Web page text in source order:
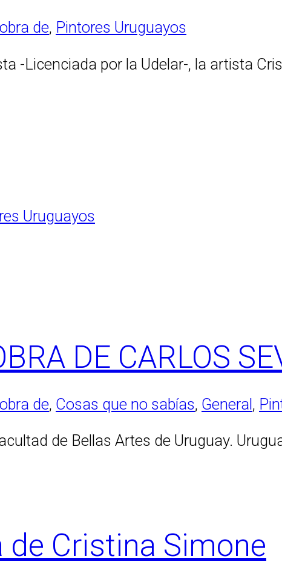
de, Pintores Uruguayos
-Licenciada por la Udelar-, la artista
Uruguayos
DE CARLOS
de, Cosas que no sabías, General,
de Bellas Artes de Uruguay.
de Cristina Simone